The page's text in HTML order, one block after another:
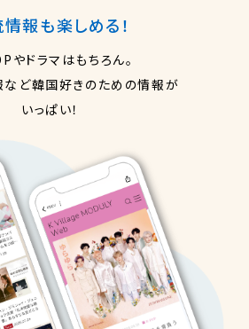
報も楽しめる！
やドラマはもちろん。
ど韓国好きのための情報が
いっぱい！